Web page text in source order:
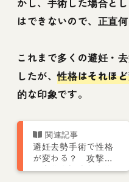
はできないので、正直
これまで多くの避妊・
したが、性格はそれほ
的な印象です。
避妊去勢手術で性格
が変わる？ 攻撃性
の変化を調査した海